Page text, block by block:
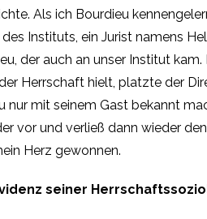
Als ich Bourdieu
Instituts, ein Jurist namens
der auch an unser Institut
Herrschaft hielt, platzte der
nur mit seinem Gast bekannt
vor und verließ dann wieder
Herz gewonnen.
seiner